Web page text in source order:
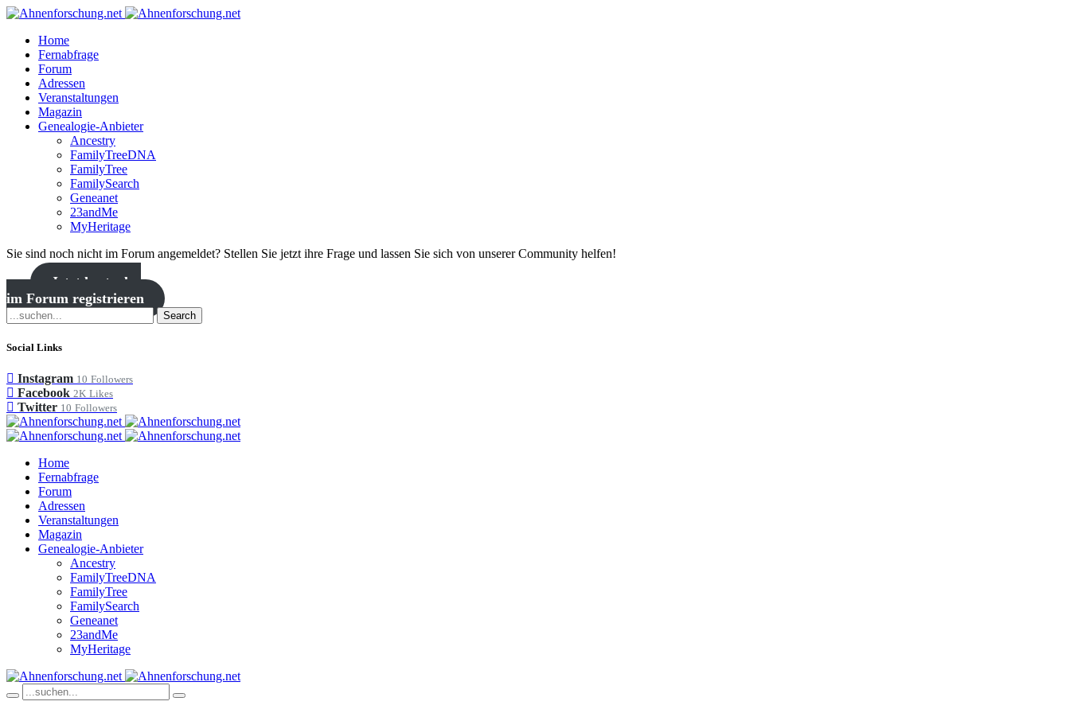
Home
Fernabfrage
Forum
Adressen
Veranstaltungen
Magazin
Genealogie-Anbieter
Ancestry
FamilyTreeDNA
FamilyTree
FamilySearch
Geneanet
23andMe
MyHeritage
Sie sind noch nicht im Forum angemeldet? Stellen Sie jetzt ihre Frage und lassen Sie sich von unserer Community helfen!
Jetzt kostenlos
im Forum registrieren
Search
Social Links
Instagram 10 Followers
Facebook 2K Likes
Twitter 10 Followers
Home
Fernabfrage
Forum
Adressen
Veranstaltungen
Magazin
Genealogie-Anbieter
Ancestry
FamilyTreeDNA
FamilyTree
FamilySearch
Geneanet
23andMe
MyHeritage